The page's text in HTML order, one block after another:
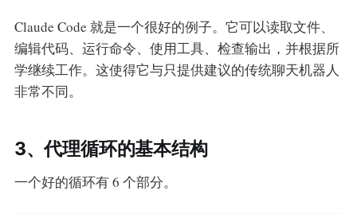
Claude Code 就是一个很好的例子。它可以读取文件、
编辑代码、运行命令、使用工具、检查输出，并根据所
学继续工作。这使得它与只提供建议的传统聊天机器人
非常不同。
3、代理循环的基本结构
一个好的循环有 6 个部分。